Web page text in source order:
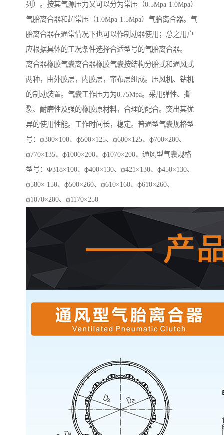
列）。按其气源压力又可以分为常压（0.5Mpa-1.0Mpa）
气胎离合器和超常压（1.0Mpa-1.5Mpa）气胎离合器。气
胎离合器在通常情况下也可以作制动器使用；总之用户
应根据具体的工况条件选择合适型号的气胎离合器。
离合器橡胶气囊离合器橡胶气囊按结构分胎式和通风式
两种，由外胶层，内胶层，帘布层组成。压风机、钻机
的制动装置。气囊工作压力为0.75Mpa。采用弹性、撕
裂、耐磨性及强的橡胶原材料，合理的配合。突出其优
异的使用性能。工作时间长，稳定。普通型气囊规格型
号：ф300×100、ф500×125、ф600×125、ф700×200、
ф770×135、ф1000×200、ф1070×200、通风型气囊规格
型号：Ф318×100、ф400×130、ф421×130、ф450×130、
ф580× 150、ф500×260、ф610×160、ф610×260、
ф1070×200、ф1170×250